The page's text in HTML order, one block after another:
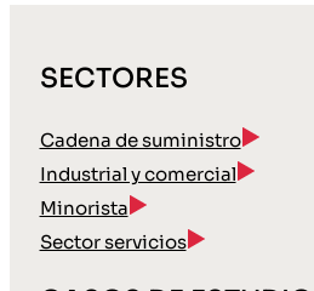
SECTORES
Cadena de suministro
Industrial y comercial
Minorista
Sector servicios